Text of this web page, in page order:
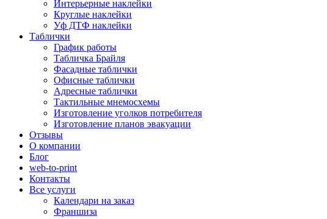
Интерьерные наклейки
Круглые наклейки
Уф ДТФ наклейки
Таблички
График работы
Табличка Брайля
Фасадные таблички
Офисные таблички
Адресные таблички
Тактильные мнемосхемы
Изготовление уголков потребителя
Изготовление планов эвакуации
Отзывы
О компании
Блог
web-to-print
Контакты
Все услуги
Календари на заказ
Франшиза